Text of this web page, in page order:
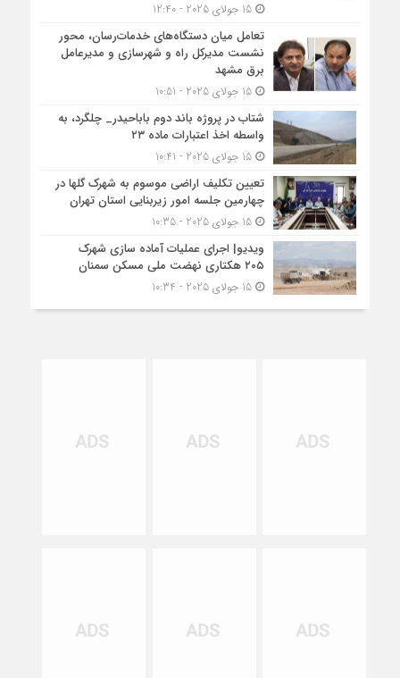
15 جولای 2025 - 12:40
تعامل میان دستگاه‌های خدمات‌رسان، محور
نشست مدیرکل راه و شهرسازی و مدیرعامل
برق مشهد
15 جولای 2025 - 10:51
شتاب در پروژه باند دوم باباحیدر_ چلگرد، به
واسطه اخذ اعتبارات ماده ۲۳
15 جولای 2025 - 10:41
تعیین تکلیف اراضی موسوم به شهرک گلها در
چهارمین جلسه امور زیربنایی استان تهران
15 جولای 2025 - 10:35
ویدیو| اجرای عملیات آماده سازی شهرک
۲۰۵ هکتاری نهضت ملی مسکن سمنان
15 جولای 2025 - 10:34